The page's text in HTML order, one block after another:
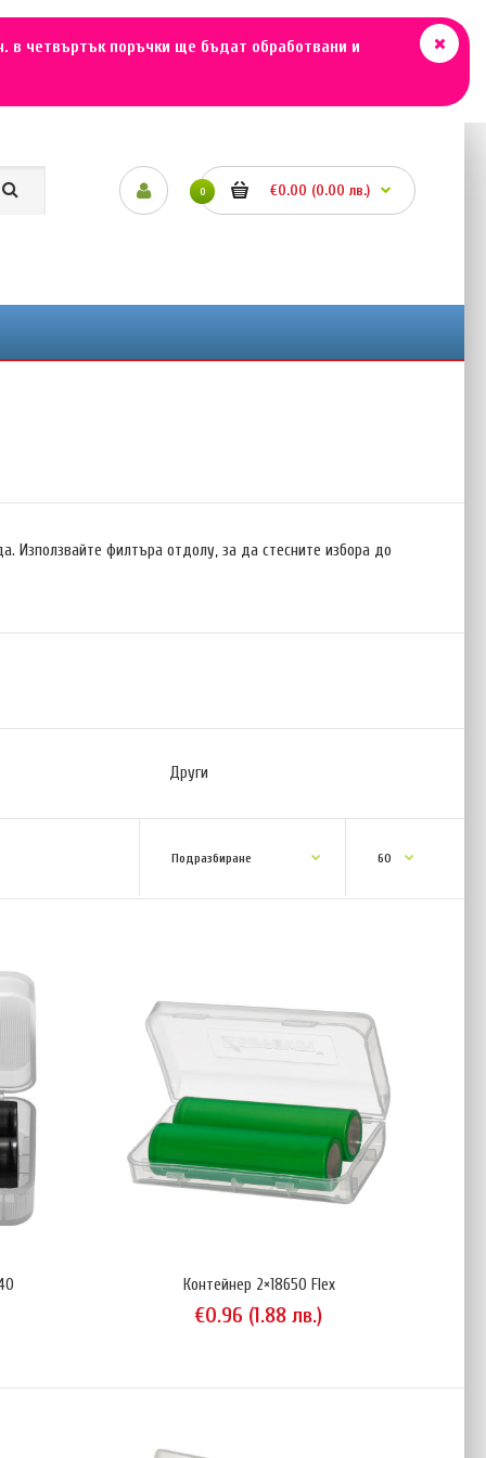
в четвъртък поръчки ще бъдат обработвани и
0 €0.00 (0.00 лв.)
Използвайте филтъра отдолу, за да стесните избора до
Други
за акумулатори размер 18650. Предназначен за
и пренос на акумулатори.Двете дъна на контейнера са
еластичен материал, който да обездвижи елементите и да ги
вибрации.Модулната система за захващане тип "лястовича
да закачате няколко контейнера един за друг.Анимац..
Контейнер 2×18650 Flex
€0.96 (1.88 лв.)